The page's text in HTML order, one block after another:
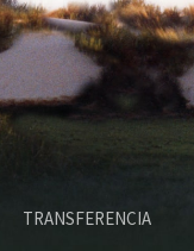
TRANSFERENCIA